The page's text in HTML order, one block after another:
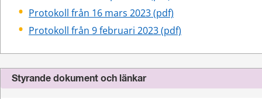
Protokoll från 16 mars 2023 (pdf)
Protokoll från 9 februari 2023 (pdf)
Styrande dokument och länkar